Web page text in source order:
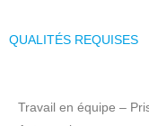
QUALITÉS REQUISES
Travail en équipe –